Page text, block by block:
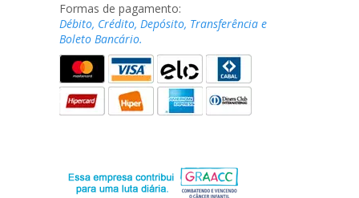
Formas de pagamento:
Débito, Crédito, Depósito, Transferência e
Boleto Bancário.